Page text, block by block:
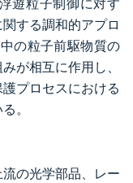
遊粒子制御に対す
する調和的アプロ
の粒子前駆物質の
が相互に作用し、
プロセスにおける
。
の光学部品、レー